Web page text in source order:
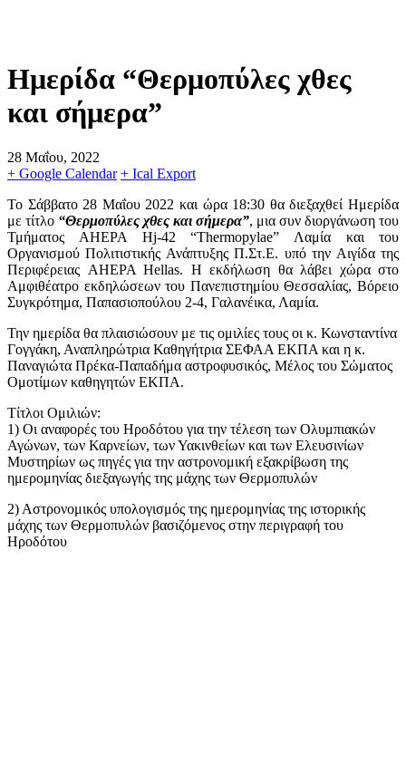
Ημερίδα “Θερμοπύλες χθες
και σήμερα”
28 Μαΐου, 2022
+ Google Calendar + Ical Export
Το Σάββατο 28 Μαΐου 2022 και ώρα 18:30 θα διεξαχθεί Ημερίδα
με τίτλο “Θερμοπύλες χθες και σήμερα”, μια συν διοργάνωση του
Τμήματος AHEPA Hj-42 “Thermopylae” Λαμία και του
Οργανισμού Πολιτιστικής Ανάπτυξης Π.Στ.Ε. υπό την Αιγίδα της
Περιφέρειας AHEPA Hellas. Η εκδήλωση θα λάβει χώρα στο
Αμφιθέατρο εκδηλώσεων του Πανεπιστημίου Θεσσαλίας, Βόρειο
Συγκρότημα, Παπασιοπούλου 2-4, Γαλανέικα, Λαμία.
Την ημερίδα θα πλαισιώσουν με τις ομιλίες τους οι κ. Κωνσταντίνα
Γογγάκη, Αναπληρώτρια Καθηγήτρια ΣΕΦΑΑ ΕΚΠΑ και η κ.
Παναγιώτα Πρέκα-Παπαδήμα αστροφυσικός, Μέλος του Σώματος
Ομοτίμων καθηγητών ΕΚΠΑ.
Τίτλοι Ομιλιών:
1) Οι αναφορές του Ηροδότου για την τέλεση των Ολυμπιακών
Αγώνων, των Καρνείων, των Υακινθείων και των Ελευσινίων
Μυστηρίων ως πηγές για την αστρονομική εξακρίβωση της
ημερομηνίας διεξαγωγής της μάχης των Θερμοπυλών
2) Αστρονομικός υπολογισμός της ημερομηνίας της ιστορικής
μάχης των Θερμοπυλών βασιζόμενος στην περιγραφή του
Ηροδότου